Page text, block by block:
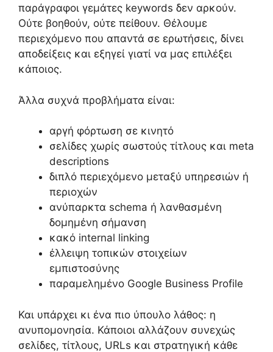
παράγραφοι γεμάτες keywords δεν αρκούν.
Ούτε βοηθούν, ούτε πείθουν. Θέλουμε
περιεχόμενο που απαντά σε ερωτήσεις, δίνει
αποδείξεις και εξηγεί γιατί να μας επιλέξει
κάποιος.
Άλλα συχνά προβλήματα είναι:
αργή φόρτωση σε κινητό
σελίδες χωρίς σωστούς τίτλους και meta
descriptions
διπλό περιεχόμενο μεταξύ υπηρεσιών ή
περιοχών
ανύπαρκτα schema ή λανθασμένη
δομημένη σήμανση
κακό internal linking
έλλειψη τοπικών στοιχείων
εμπιστοσύνης
παραμελημένο Google Business Profile
Και υπάρχει κι ένα πιο ύπουλο λάθος: η
ανυπομονησία. Κάποιοι αλλάζουν συνεχώς
σελίδες, τίτλους, URLs και στρατηγική κάθε